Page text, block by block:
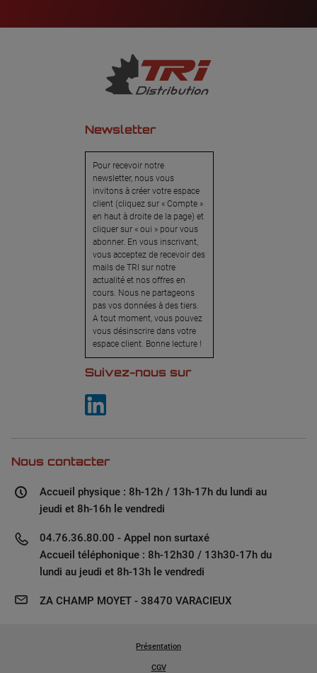
Newsletter
Pour recevoir notre
newsletter, nous vous
invitons à créer votre espace
client (cliquez sur « Compte »
en haut à droite de la page) et
cliquer sur « oui » pour vous
abonner. En vous inscrivant,
vous acceptez de recevoir des
mails de TRI sur notre
actualité et nos offres en
cours. Nous ne partageons
pas vos données à des tiers.
A tout moment, vous pouvez
vous désinscrire dans votre
espace client. Bonne lecture !
Suivez-nous sur
Nous contacter
Accueil physique : 8h-12h / 13h-17h du lundi au
jeudi et 8h-16h le vendredi
04.76.36.80.00 - Appel non surtaxé
Accueil téléphonique : 8h-12h30 / 13h30-17h du
lundi au jeudi et 8h-13h le vendredi
ZA CHAMP MOYET - 38470 VARACIEUX
Présentation
CGV